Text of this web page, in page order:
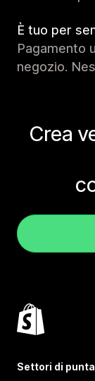
È tuo per
Pagamento
negozio.
Crea
Settori di punta